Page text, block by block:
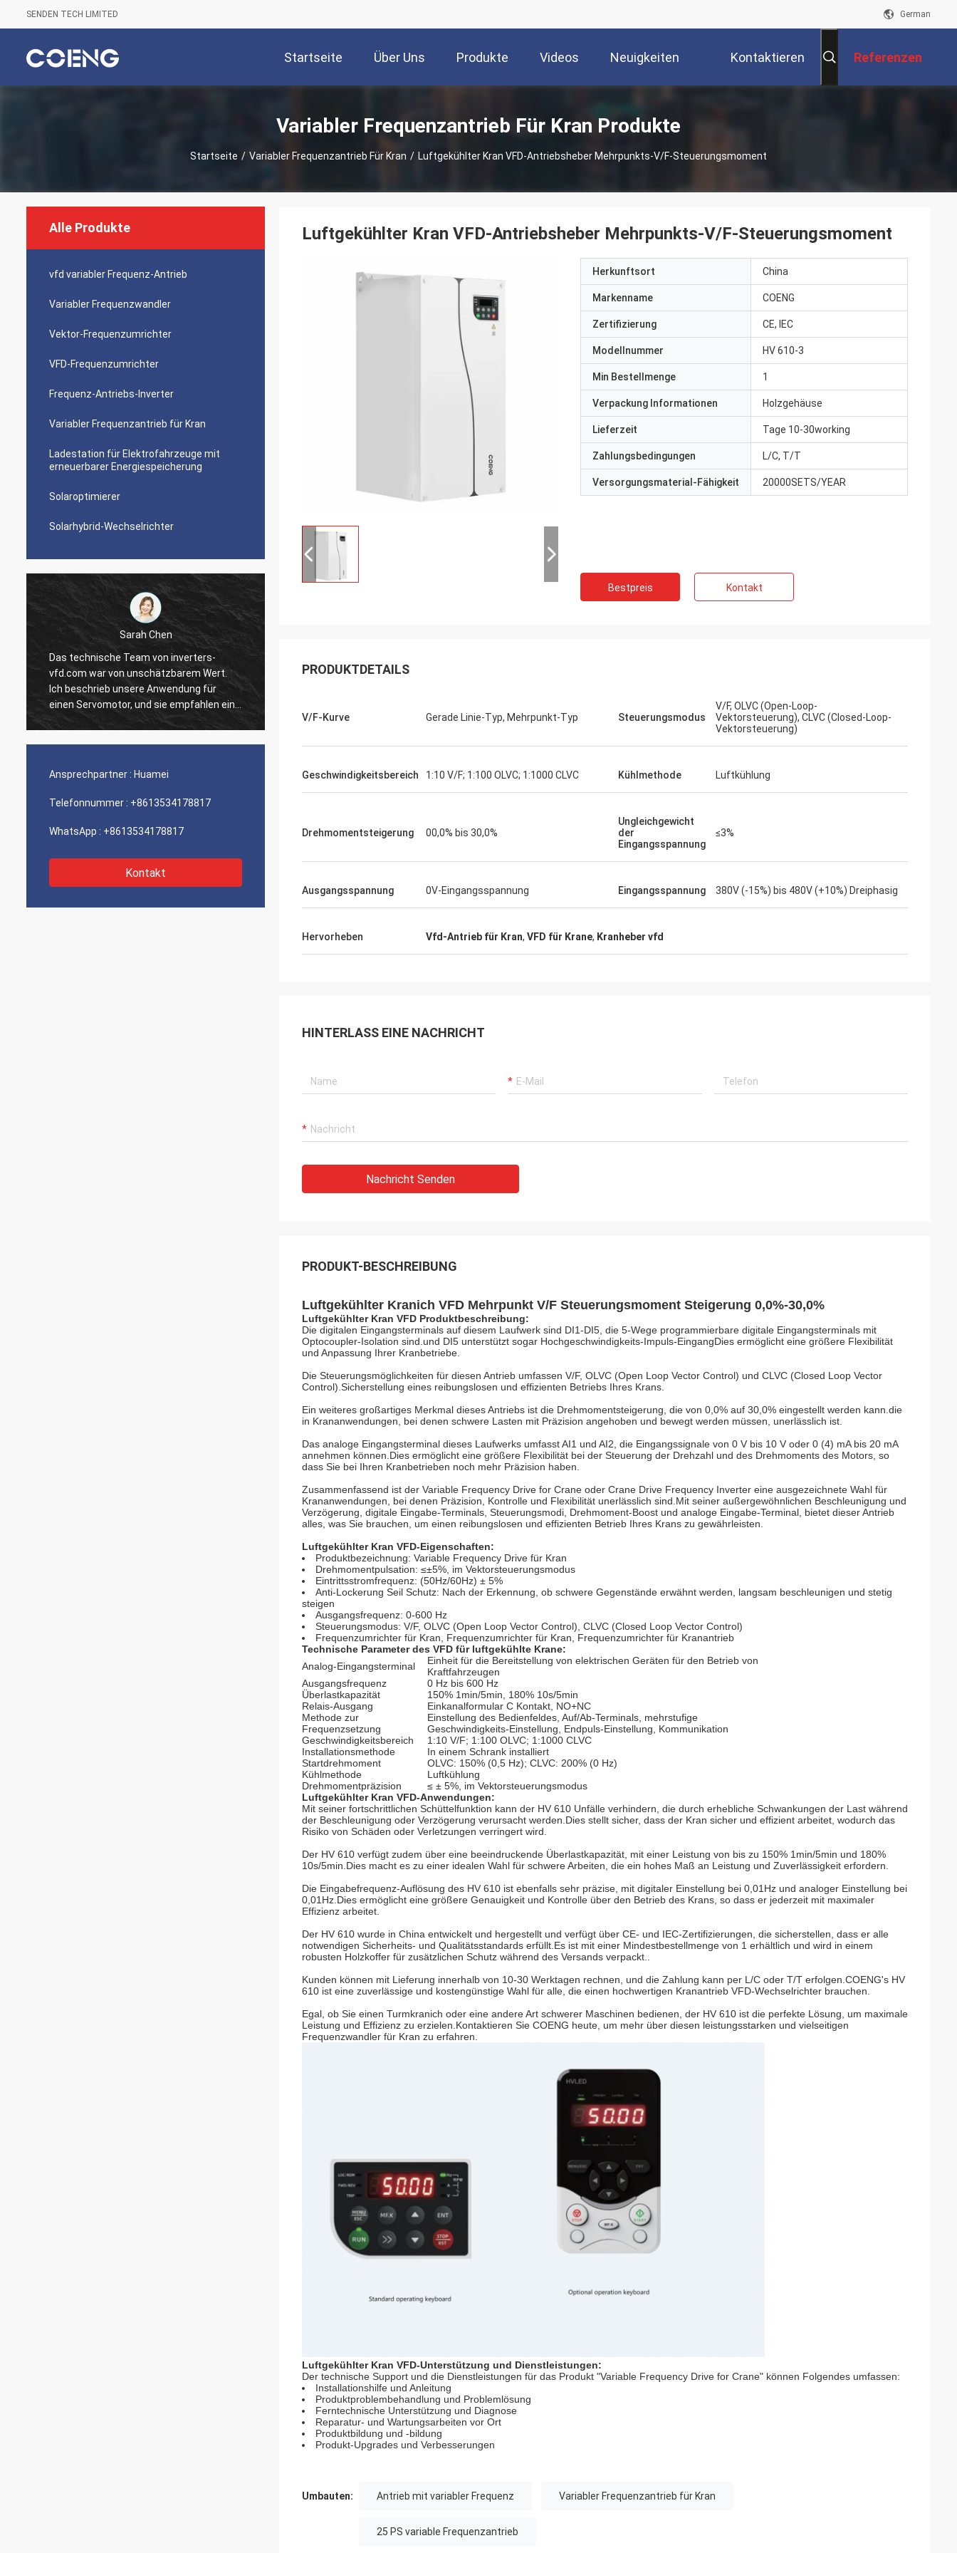
SENDEN TECH LIMITED German
Startseite Über Uns Produkte Videos Neuigkeiten Kontaktieren Referenzen
Variabler Frequenzantrieb Für Kran Produkte
Startseite / Variabler Frequenzantrieb Für Kran / Luftgekühlter Kran VFD-Antriebsheber Mehrpunkts-V/F-Steuerungsmoment
Alle Produkte
vfd variabler Frequenz-Antrieb
Variabler Frequenzwandler
Vektor-Frequenzumrichter
VFD-Frequenzumrichter
Frequenz-Antriebs-Inverter
Variabler Frequenzantrieb für Kran
Ladestation für Elektrofahrzeuge mit
erneuerbarer Energiespeicherung
Solaroptimierer
Solarhybrid-Wechselrichter
Sarah Chen
Das technische Team von inverters-
vfd.com war von unschätzbarem Wert.
Ich beschrieb unsere Anwendung für
einen Servomotor, und sie empfahlen ein
Modell mit überlegenem dynamischen
Beratung und ein Hochleistungsprodukt!
Einheiten und HMIs wurde präzise
Integration ist die Kommunikation
Ein rundum problemloses Erlebnis.
konstantes Drehmoment. Die Qualität
Anwendungen.
Produkt passte nicht nur perfekt, sondern
war auch günstiger als unser bisheriger
Lieferant. Seine Stabilität hat unsere
Verhältnis und ein zuverlässiger Partner
Ansprechpartner : Huamei
Telefonnummer : +8613534178817
WhatsApp : +8613534178817
Kontakt
Luftgekühlter Kran VFD-Antriebsheber Mehrpunkts-V/F-Steuerungsmoment
Herkunftsort China
Markenname COENG
Zertifizierung CE, IEC
Modellnummer HV 610-3
Min Bestellmenge 1
Verpackung Informationen Holzgehäuse
Lieferzeit Tage 10-30working
Zahlungsbedingungen L/C, T/T
Versorgungsmaterial-Fähigkeit 20000SETS/YEAR
Bestpreis Kontakt
PRODUKTDETAILS
V/F-Kurve Gerade Linie-Typ, Mehrpunkt-Typ Steuerungsmodus
V/F, OLVC (Open-Loop-
Vektorsteuerung), CLVC (Closed-Loop-
Vektorsteuerung)
Geschwindigkeitsbereich 1:10 V/F; 1:100 OLVC; 1:1000 CLVC Kühlmethode Luftkühlung
Drehmomentsteigerung 00,0% bis 30,0%
Ungleichgewicht
der
Eingangsspannung
≤3%
Ausgangsspannung 0V-Eingangsspannung Eingangsspannung 380V (-15%) bis 480V (+10%) Dreiphasig
Hervorheben Vfd-Antrieb für Kran, VFD für Krane, Kranheber vfd
HINTERLASS EINE NACHRICHT
Nachricht Senden
PRODUKT-BESCHREIBUNG
Luftgekühlter Kranich VFD Mehrpunkt V/F Steuerungsmoment Steigerung 0,0%-30,0%
Luftgekühlter Kran VFD Produktbeschreibung:
Die digitalen Eingangsterminals auf diesem Laufwerk sind DI1-DI5, die 5-Wege programmierbare digitale Eingangsterminals mit
Optocoupler-Isolation sind.und DI5 unterstützt sogar Hochgeschwindigkeits-Impuls-EingangDies ermöglicht eine größere Flexibilität
und Anpassung Ihrer Kranbetriebe.
Die Steuerungsmöglichkeiten für diesen Antrieb umfassen V/F, OLVC (Open Loop Vector Control) und CLVC (Closed Loop Vector
Control).Sicherstellung eines reibungslosen und effizienten Betriebs Ihres Krans.
Ein weiteres großartiges Merkmal dieses Antriebs ist die Drehmomentsteigerung, die von 0,0% auf 30,0% eingestellt werden kann.die
in Krananwendungen, bei denen schwere Lasten mit Präzision angehoben und bewegt werden müssen, unerlässlich ist.
Das analoge Eingangsterminal dieses Laufwerks umfasst AI1 und AI2, die Eingangssignale von 0 V bis 10 V oder 0 (4) mA bis 20 mA
annehmen können.Dies ermöglicht eine größere Flexibilität bei der Steuerung der Drehzahl und des Drehmoments des Motors, so
dass Sie bei Ihren Kranbetrieben noch mehr Präzision haben.
Zusammenfassend ist der Variable Frequency Drive for Crane oder Crane Drive Frequency Inverter eine ausgezeichnete Wahl für
Krananwendungen, bei denen Präzision, Kontrolle und Flexibilität unerlässlich sind.Mit seiner außergewöhnlichen Beschleunigung und
Verzögerung, digitale Eingabe-Terminals, Steuerungsmodi, Drehmoment-Boost und analoge Eingabe-Terminal, bietet dieser Antrieb
alles, was Sie brauchen, um einen reibungslosen und effizienten Betrieb Ihres Krans zu gewährleisten.
Luftgekühlter Kran VFD-Eigenschaften:
Produktbezeichnung: Variable Frequency Drive für Kran
Drehmomentpulsation: ≤±5%, im Vektorsteuerungsmodus
Eintrittsstromfrequenz: (50Hz/60Hz) ± 5%
Anti-Lockerung Seil Schutz: Nach der Erkennung, ob schwere Gegenstände erwähnt werden, langsam beschleunigen und stetig
steigen
Ausgangsfrequenz: 0-600 Hz
Steuerungsmodus: V/F, OLVC (Open Loop Vector Control), CLVC (Closed Loop Vector Control)
Frequenzumrichter für Kran, Frequenzumrichter für Kran, Frequenzumrichter für Kranantrieb
Technische Parameter des VFD für luftgekühlte Krane:
Analog-Eingangsterminal
Einheit für die Bereitstellung von elektrischen Geräten für den Betrieb von
Kraftfahrzeugen
Ausgangsfrequenz
0 Hz bis 600 Hz
Überlastkapazität
150% 1min/5min, 180% 10s/5min
Relais-Ausgang
Einkanalformular C Kontakt, NO+NC
Methode zur
Frequenzsetzung
Einstellung des Bedienfeldes, Auf/Ab-Terminals, mehrstufige
Geschwindigkeits-Einstellung, Endpuls-Einstellung, Kommunikation
Geschwindigkeitsbereich
1:10 V/F; 1:100 OLVC; 1:1000 CLVC
Installationsmethode
In einem Schrank installiert
Startdrehmoment
OLVC: 150% (0,5 Hz); CLVC: 200% (0 Hz)
Kühlmethode
Luftkühlung
Drehmomentpräzision
≤ ± 5%, im Vektorsteuerungsmodus
Luftgekühlter Kran VFD-Anwendungen:
Mit seiner fortschrittlichen Schüttelfunktion kann der HV 610 Unfälle verhindern, die durch erhebliche Schwankungen der Last während
der Beschleunigung oder Verzögerung verursacht werden.Dies stellt sicher, dass der Kran sicher und effizient arbeitet, wodurch das
Risiko von Schäden oder Verletzungen verringert wird.
Der HV 610 verfügt zudem über eine beeindruckende Überlastkapazität, mit einer Leistung von bis zu 150% 1min/5min und 180%
10s/5min.Dies macht es zu einer idealen Wahl für schwere Arbeiten, die ein hohes Maß an Leistung und Zuverlässigkeit erfordern.
Die Eingabefrequenz-Auflösung des HV 610 ist ebenfalls sehr präzise, mit digitaler Einstellung bei 0,01Hz und analoger Einstellung bei
0,01Hz.Dies ermöglicht eine größere Genauigkeit und Kontrolle über den Betrieb des Krans, so dass er jederzeit mit maximaler
Effizienz arbeitet.
Der HV 610 wurde in China entwickelt und hergestellt und verfügt über CE- und IEC-Zertifizierungen, die sicherstellen, dass er alle
notwendigen Sicherheits- und Qualitätsstandards erfüllt.Es ist mit einer Mindestbestellmenge von 1 erhältlich und wird in einem
robusten Holzkoffer für zusätzlichen Schutz während des Versands verpackt..
Kunden können mit Lieferung innerhalb von 10-30 Werktagen rechnen, und die Zahlung kann per L/C oder T/T erfolgen.COENG's HV
610 ist eine zuverlässige und kostengünstige Wahl für alle, die einen hochwertigen Kranantrieb VFD-Wechselrichter brauchen.
Egal, ob Sie einen Turmkranich oder eine andere Art schwerer Maschinen bedienen, der HV 610 ist die perfekte Lösung, um maximale
Leistung und Effizienz zu erzielen.Kontaktieren Sie COENG heute, um mehr über diesen leistungsstarken und vielseitigen
Frequenzwandler für Kran zu erfahren.
Luftgekühlter Kran VFD-Unterstützung und Dienstleistungen:
Der technische Support und die Dienstleistungen für das Produkt "Variable Frequency Drive for Crane" können Folgendes umfassen:
Installationshilfe und Anleitung
Produktproblembehandlung und Problemlösung
Ferntechnische Unterstützung und Diagnose
Reparatur- und Wartungsarbeiten vor Ort
Produktbildung und -bildung
Produkt-Upgrades und Verbesserungen
Umbauten: Antrieb mit variabler Frequenz Variabler Frequenzantrieb für Kran
25 PS variable Frequenzantrieb